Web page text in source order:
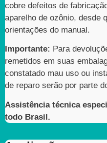
cobre defeitos de
aparelho de ozônio, desde
orientações do manual.
Importante: Para
remetidos em suas
constatado mau uso ou
de reparo serão por parte
Assistência técnica
todo Brasil.